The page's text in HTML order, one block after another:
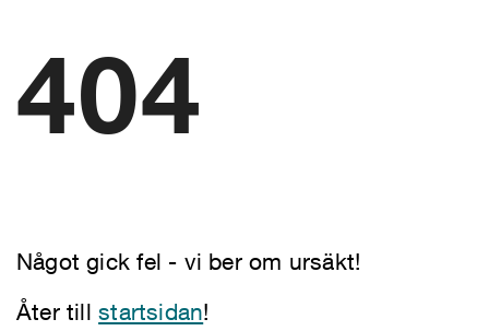
404
Något gick fel - vi ber om ursäkt!
Åter tillstartsidan!